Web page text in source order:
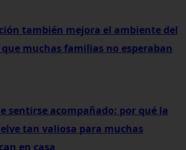
también mejora el ambiente del
muchas familias no esperaban
sentirse acompañado: por qué la
tan valiosa para muchas
en casa